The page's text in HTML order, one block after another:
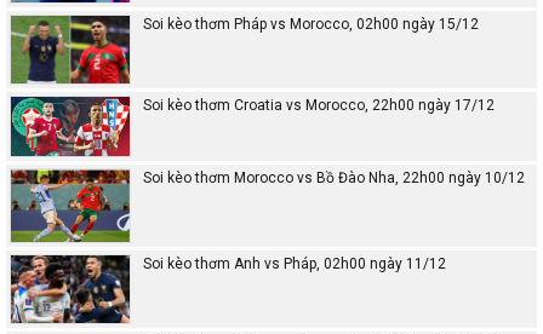
Soi kèo thơm Pháp vs Morocco, 02h00 ngày 15/12
Soi kèo thơm Croatia vs Morocco, 22h00 ngày 17/12
Soi kèo thơm Morocco vs Bồ Đào Nha, 22h00 ngày 10/12
Soi kèo thơm Anh vs Pháp, 02h00 ngày 11/12